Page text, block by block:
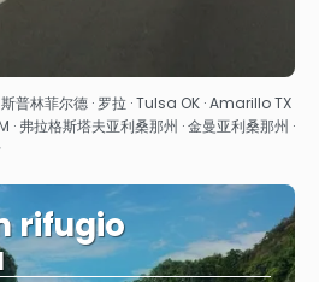
看到
普林菲尔德 · 罗拉 · Tulsa OK · Amarillo TX
· 弗拉格斯塔夫亚利桑那州 · 金曼亚利桑那州 ·
rifugio